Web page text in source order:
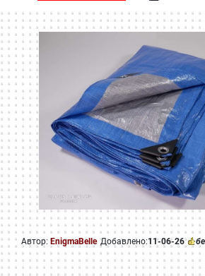
Автор: EnigmaBelle Добавлено:11-06-26